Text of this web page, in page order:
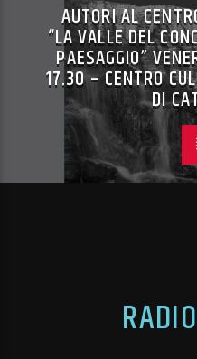
AUTORI AL
“LA VALLE DEL
PAESAGGIO”
17.30 – CENTRO
DI